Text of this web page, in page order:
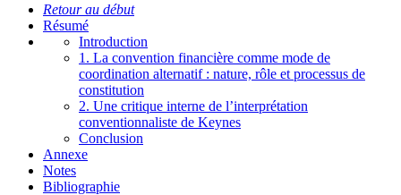
Retour au début
Résumé
Introduction
1. La convention financière comme mode de
coordination alternatif : nature, rôle et processus de
constitution
2. Une critique interne de l’interprétation
conventionnaliste de Keynes
Conclusion
Annexe
Notes
Bibliographie